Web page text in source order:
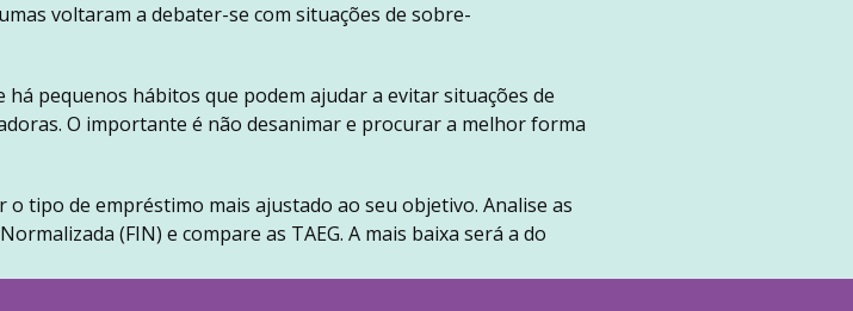
voltaram a debater-se com situações de sobre-
pequenos hábitos que podem ajudar a evitar situações de
O importante é não desanimar e procurar a melhor forma
tipo de empréstimo mais ajustado ao seu objetivo. Analise as
(FIN) e compare as TAEG. A mais baixa será a do